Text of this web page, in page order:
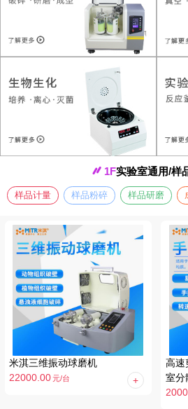
1F实验室通用/样
样品计量 样品粉碎 样品研磨
米淇三维振动球磨机
22000.00 元/台
高速
室分